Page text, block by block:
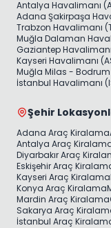
Antalya Havalimanı
Adana Şakirpaşa
Trabzon Havalimanı
Muğla Dalaman
Gaziantep
Kayseri Havalimanı
Muğla Milas -
İstanbul Havalimanı
Şehir
Adana Araç Kiralama
Antalya Araç
Diyarbakır Araç
Eskişehir Araç
Kayseri Araç Kiralama
Konya Araç Kiralama
Mardin Araç Kiralama
Sakarya Araç
İstanbul Araç